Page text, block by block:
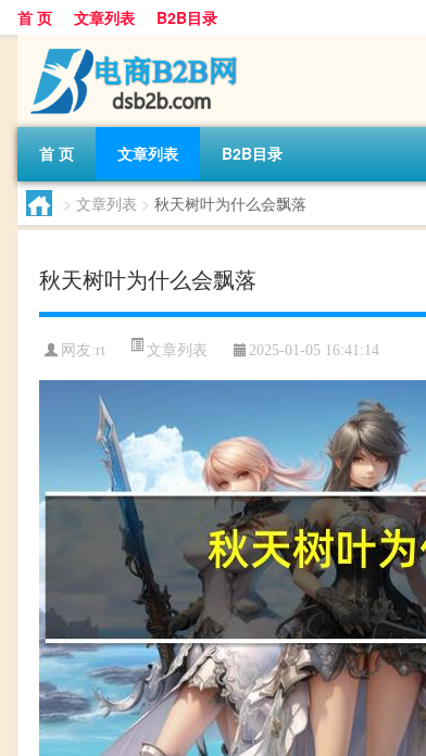
首 页 文章列表 B2B目录
首 页 文章列表 B2B目录
> 文章列表 > 秋天树叶为什么会飘落
秋天树叶为什么会飘落
网友:rt 文章列表 2025-01-05 16:41:14